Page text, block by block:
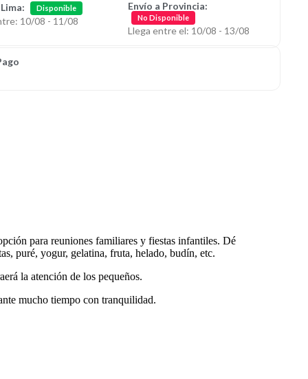
Disponible
10/08 - 11/08
Envío a Provincia:
No Disponible
Llega entre el: 10/08 - 13/08
para reuniones familiares y fiestas infantiles. Dé
puré, yogur, gelatina, fruta, helado, budín, etc.
la atención de los pequeños.
mucho tiempo con tranquilidad.